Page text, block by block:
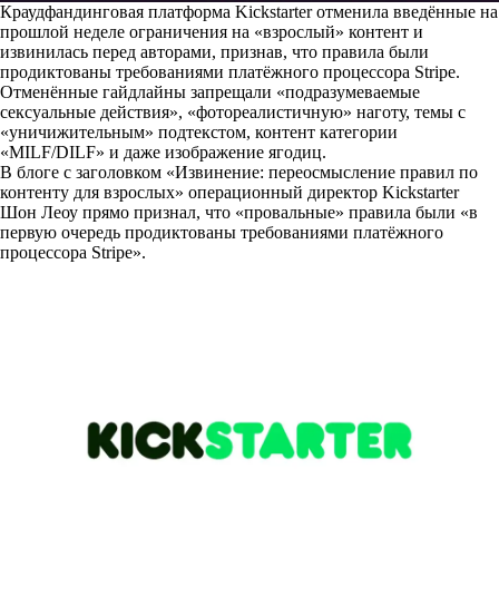
Краудфандинговая платформа Kickstarter отменила введённые на
прошлой неделе ограничения на «взрослый» контент и
извинилась перед авторами, признав, что правила были
продиктованы требованиями платёжного процессора Stripe.
Отменённые гайдлайны запрещали «подразумеваемые
сексуальные действия», «фотореалистичную» наготу, темы с
«уничижительным» подтекстом, контент категории
«MILF/DILF» и даже изображение ягодиц.
В блоге с заголовком «Извинение: переосмысление правил по
контенту для взрослых» операционный директор Kickstarter
Шон Леоу прямо признал, что «провальные» правила были «в
первую очередь продиктованы требованиями платёжного
процессора Stripe».